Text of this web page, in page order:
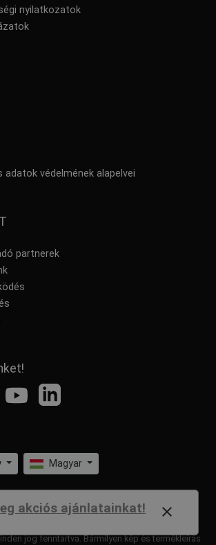
akciós ajánlatainkat! close
nyilatkozatok
adatok védelmének alapelvei
partnerek
Magyar
jog fenntartva. Bármilyen kép és termékleírás